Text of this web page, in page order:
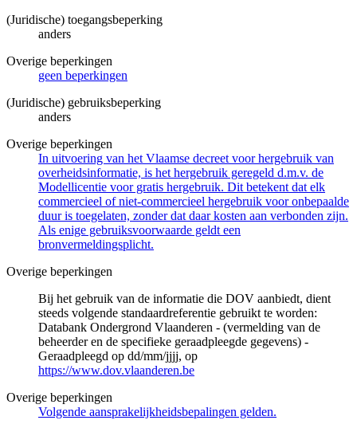
(Juridische) toegangsbeperking
anders
Overige beperkingen
geen beperkingen
(Juridische) gebruiksbeperking
anders
Overige beperkingen
In uitvoering van het Vlaamse decreet voor hergebruik van
overheidsinformatie, is het hergebruik geregeld d.m.v. de
Modellicentie voor gratis hergebruik. Dit betekent dat elk
commercieel of niet-commercieel hergebruik voor onbepaalde
duur is toegelaten, zonder dat daar kosten aan verbonden zijn.
Als enige gebruiksvoorwaarde geldt een
bronvermeldingsplicht.
Overige beperkingen
Bij het gebruik van de informatie die DOV aanbiedt, dient
steeds volgende standaardreferentie gebruikt te worden:
Databank Ondergrond Vlaanderen - (vermelding van de
beheerder en de specifieke geraadpleegde gegevens) -
Geraadpleegd op dd/mm/jjjj, op
https://www.dov.vlaanderen.be
Overige beperkingen
Volgende aansprakelijkheidsbepalingen gelden.